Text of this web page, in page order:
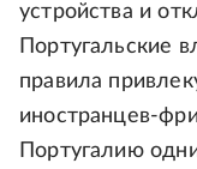
устройства и
Португальские
правила
иностранцев-
Португалию